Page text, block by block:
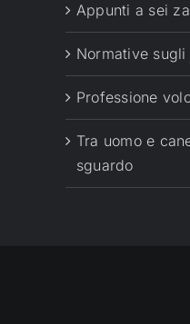
Appunti a sei
Normative sugli
Professione
Tra uomo e
sguardo